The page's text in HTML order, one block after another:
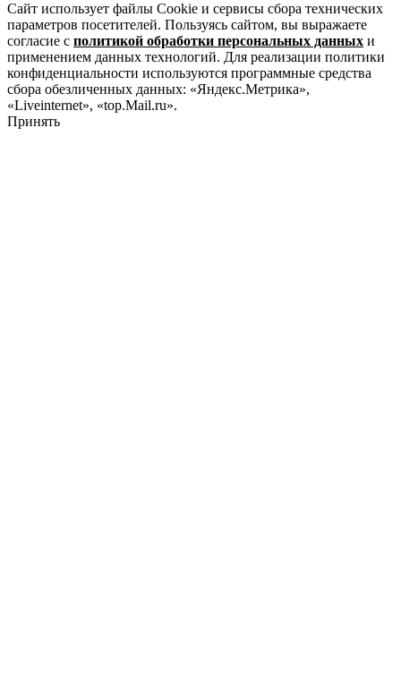
Сайт использует файлы Cookie и сервисы сбора технических
параметров посетителей. Пользуясь сайтом, вы выражаете
согласие с политикой обработки персональных данных и
применением данных технологий. Для реализации политики
конфиденциальности используются программные средства
сбора обезличенных данных: «Яндекс.Метрика»,
«Liveinternet», «top.Mail.ru».
Принять